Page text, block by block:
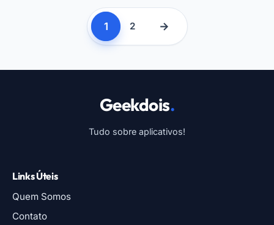
1 2 →
Geekdois.
Tudo sobre aplicativos!
Links Úteis
Quem Somos
Contato